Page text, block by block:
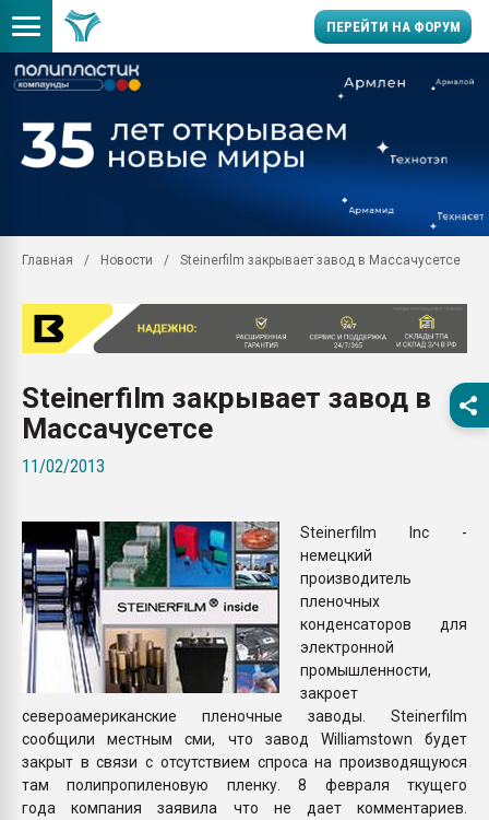
ПЕРЕЙТИ НА ФОРУМ
производство SPC
заводу пластмасс"
Помощь в подборе
Вакуум-формовочные
ближайшее
Подмосковье, Москва
первый план в
пластмасс
бутылок
ПЕРЕЙТИ НА
Главная Новости Steinerfilm закрывает завод в Массачусетсе
Steinerfilm закрывает завод в
Массачусетсе
11/02/2013
Steinerfilm Inc -
немецкий
производитель
пленочных
конденсаторов для
электронной
промышленности,
закроет
североамериканские пленочные заводы. Steinerfilm
сообщили местным сми, что завод Williamstown будет
закрыт в связи с отсутствием спроса на производящуюся
там полипропиленовую пленку. 8 февраля ткущего
года компания заявила что не дает комментариев.